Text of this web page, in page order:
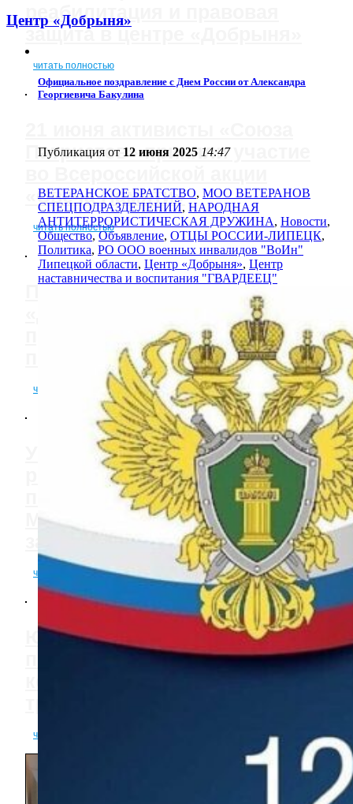
реабилитация и правовая
защита в центре «Добрыня»
читать полностью
Патриотов» приняли участие
«Свеча Памяти»
читать полностью
Передача опыта: в центре
«Добрыня» создают музей и
проводят тактическую
подготовку для молодежи
читать полностью
Уполномоченный по правам
ребенка в Липецкой области
поздравила ребят с
Международным днем
защиты детей.
читать полностью
Юрий Шкарин: Ребята
подготовили замечательную
читать полностью
Центр «Добрыня»
Официальное поздравление с Днем России от Александра
Георгиевича Бакулина
Публикация от 12 июня 2025 14:47
ВЕТЕРАНСКОЕ БРАТСТВО, МОО ВЕТЕРАНОВ
СПЕЦПОДРАЗДЕЛЕНИЙ, НАРОДНАЯ
АНТИТЕРРОРИСТИЧЕСКАЯ ДРУЖИНА, Новости,
Общество,Объявление, ОТЦЫ РОССИИ-ЛИПЕЦК,
Политика, РО ООО военных инвалидов "ВоИн"
Липецкой области, Центр «Добрыня», Центр
наставничества и воспитания "ГВАРДЕЕЦ"